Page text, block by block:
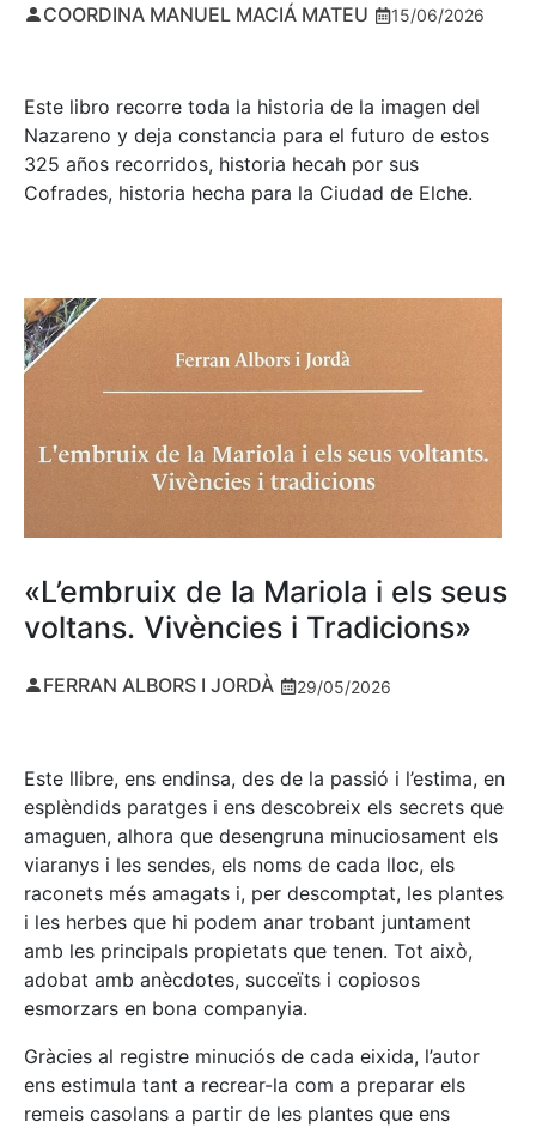
COORDINA MANUEL MACIÁ MATEU 15/06/2026
Este libro recorre toda la historia de la imagen del
Nazareno y deja constancia para el futuro de estos
325 años recorridos, historia hecah por sus
Cofrades, historia hecha para la Ciudad de Elche.
«L’embruix de la Mariola i els seus
voltans. Vivències i Tradicions»
FERRAN ALBORS I JORDÀ 29/05/2026
Este llibre, ens endinsa, des de la passió i l’estima, en
esplèndids paratges i ens descobreix els secrets que
amaguen, alhora que desengruna minuciosament els
viaranys i les sendes, els noms de cada lloc, els
raconets més amagats i, per descomptat, les plantes
i les herbes que hi podem anar trobant juntament
amb les principals propietats que tenen. Tot això,
adobat amb anècdotes, succeïts i copiosos
esmorzars en bona companyia.
Gràcies al registre minuciós de cada eixida, l’autor
ens estimula tant a recrear-la com a preparar els
remeis casolans a partir de les plantes que ens